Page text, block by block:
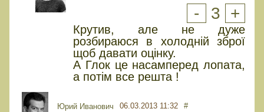
- 3 +
Крутив, але не дуже
розбираюся в холодній зброї
щоб давати оцінку.
А Глок це насамперед лопата,
а потім все решта !
Юрий Иванович 06.03.2013 11:32 #